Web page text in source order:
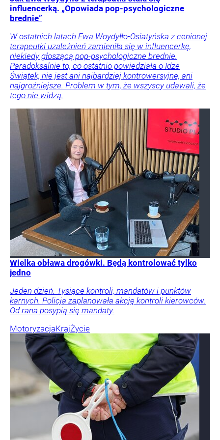
influencerką. „Opowiada pop-psychologiczne
brednie”
W ostatnich latach Ewa Woydyłło-Osiatyńska z cenionej
terapeutki uzależnień zamieniła się w influencerkę,
niekiedy głoszącą pop-psychologiczne brednie.
Paradoksalnie to, co ostatnio powiedziała o Idze
Świątek, nie jest ani najbardziej kontrowersyjne, ani
najgroźniejsze. Problem w tym, że wszyscy udawali, że
tego nie widzą.
Wielka obława drogówki. Będą kontrolować tylko
jedno
Jeden dzień. Tysiące kontroli, mandatów i punktów
karnych. Policja zaplanowała akcję kontroli kierowców.
Od rana posypią się mandaty.
MotoryzacjaKrajŻycie